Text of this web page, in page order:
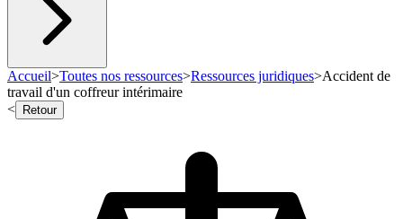
Accueil>Toutes nos ressources>Ressources juridiques>Accident de
travail d'un coffreur intérimaire
<
Retour